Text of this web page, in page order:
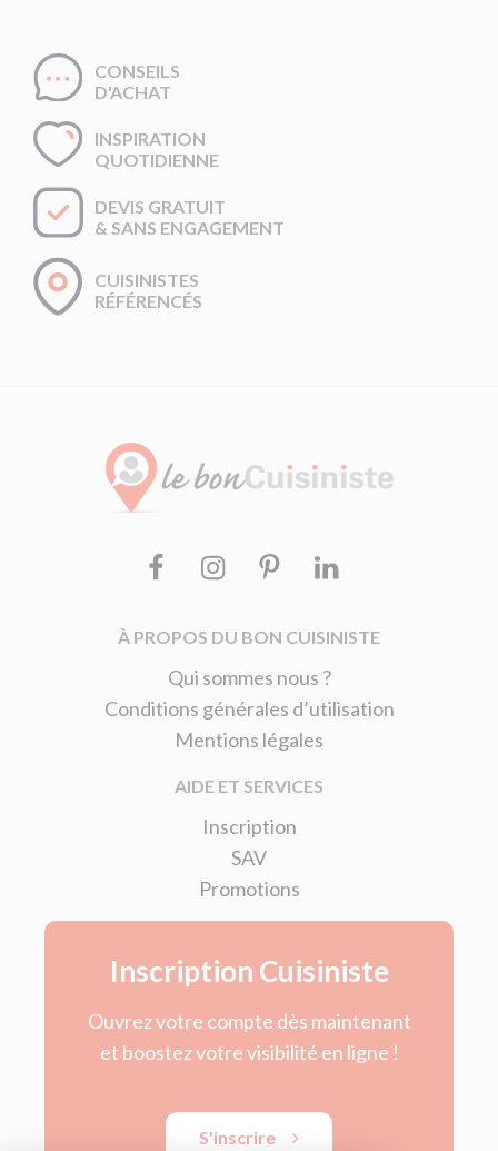
CONSEILS
D'ACHAT
INSPIRATION
QUOTIDIENNE
DEVIS GRATUIT
& SANS ENGAGEMENT
CUISINISTES
RÉFÉRENCÉS
FacebookInstagramPinterestLinkedin
À PROPOS DU BON CUISINISTE
Qui sommes nous ?
Conditions générales d’utilisation
Mentions légales
AIDE ET SERVICES
Inscription
SAV
Promotions
Inscription Cuisiniste
Ouvrez votre compte dès maintenant
et boostez votre visibilité en ligne !
S'inscrire